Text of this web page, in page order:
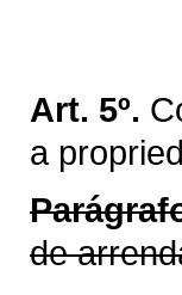
Art. 5º.
a
de